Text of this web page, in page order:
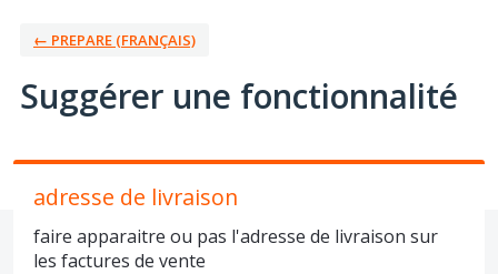
← PREPARE (FRANÇAIS)
Suggérer une fonctionnalité
adresse de livraison
faire apparaitre ou pas l'adresse de livraison sur
les factures de vente